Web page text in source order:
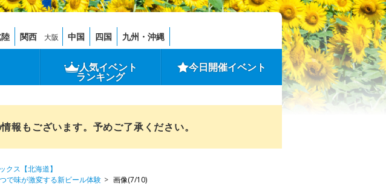
関西 大阪 中国 四国 九州・沖縄
人気イベント
ランキング
今日開催イベント
報もございます。予めご了承ください。
クス【北海道】
で味が激変する新ビール体験
画像(7/10)